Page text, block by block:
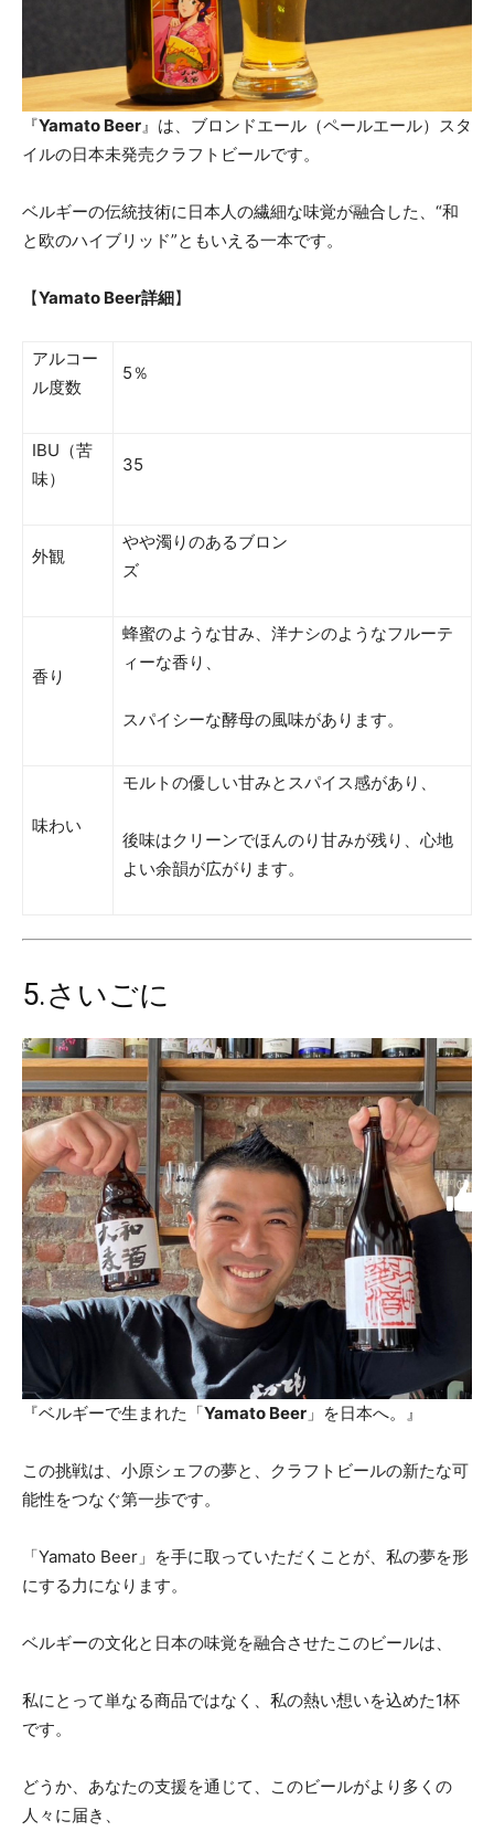
『Yamato Beer 』は、ブロンドエール（ペールエール）スタ
イルの日本未発売クラフトビールです。
ベルギーの伝統技術に日本人の繊細な味覚が融合した、“和
と欧のハイブリッド”ともいえる一本です。
【Yamato Beer詳細】
アルコー
ル度数
5％
IBU（苦
味）
35
外観
やや濁りのあるブロン
ズ
香り
蜂蜜のような甘み、洋ナシのようなフルーテ
ィーな香り、
スパイシーな酵母の風味があります。
味わい
モルトの優しい甘みとスパイス感があり、
後味はクリーンでほんのり甘みが残り、心地
よい余韻が広がります。
5.さいごに
『ベルギーで生まれた「Yamato Beer 」を日本へ。』
この挑戦は、小原シェフの夢と、クラフトビールの新たな可
能性をつなぐ第一歩です。
「Yamato Beer」を手に取っていただくことが、私の夢を形
にする力になります。
ベルギーの文化と日本の味覚を融合させたこのビールは、
私にとって単なる商品ではなく、私の熱い想いを込めた1杯
です。
どうか、あなたの支援を通じて、このビールがより多くの
人々に届き、